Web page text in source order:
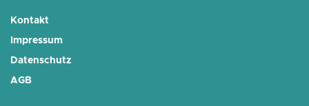
Kontakt
Impressum
Datenschutz
AGB